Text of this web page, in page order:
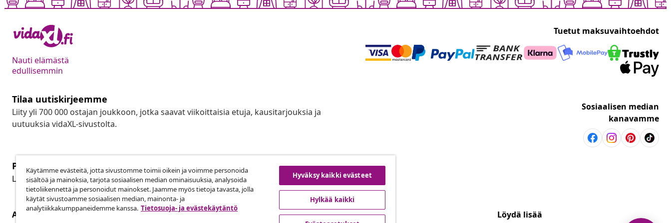
Nauti elämästä
edullisemmin
Tuetut maksuvaihtoehdot
Tilaa uutiskirjeemme
Liity yli 700 000 ostajan joukkoon, jotka saavat viikoittaisia etuja, kausitarjouksia ja
uutuuksia vidaXL-sivustolta.
Sosiaalisen median
kanavamme
Peruuta tilaus
Lähetä tilauksen peruutuspyyntö.
Peruuta tilaus
Asiakaspalvelu Liiketoiminta vidaXL Löydä lisää
Käytämme evästeitä, jotta sivustomme toimii oikein ja voimme personoida
sisältöä ja mainoksia, tarjota sosiaalisen median ominaisuuksia, analysoida
tietoliikennettä ja personoidut mainokset. Jaamme myös tietoja tavasta, jolla
käytät sivustoamme sosiaalisen median, mainonta- ja
analytiikkakumppaneidemme kanssa. Tietosuoja- ja evästekäytäntö
Hyväksy kaikki evästeet
Hylkää kaikki